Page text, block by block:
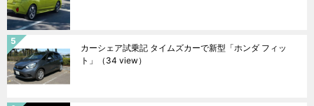
カーシェア試乗記 タイムズカーで新型「ホンダ フィッ
ト」
（34 view）